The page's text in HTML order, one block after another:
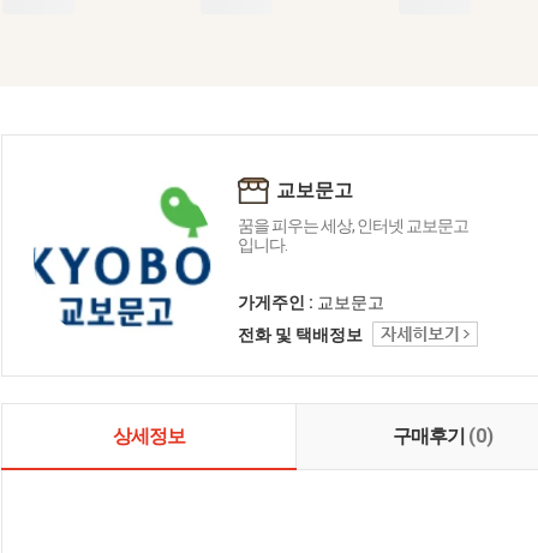
교보문고
꿈을 피우는 세상, 인터넷 교보문고
입니다.
가게주인 : 교보문고
전화 및 택배정보
상세정보 구매후기 (0)